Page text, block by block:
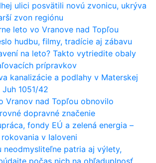
ulici posvätili novú zvonicu, ukrýva
zvon regiónu
leto vo Vranove nad Topľou
hudbu, filmy, tradície aj zábavu
na leto? Takto vytriedite obaly
prípravkov
kanalizácie a podlahy v Materskej
Juh 1051/42
Vranov nad Topľou obnovilo
dopravné značenie
fondy EÚ a zelená energia –
v Ialoveni
neodmysliteľne patria aj výlety,
počas nich na ohľaduplnosť